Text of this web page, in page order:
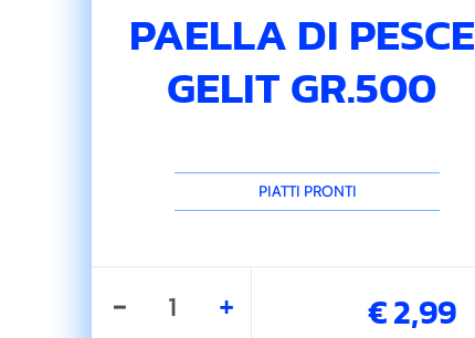
PAELLA DI PESCE
GELIT GR.500
PIATTI PRONTI
€ 2,99